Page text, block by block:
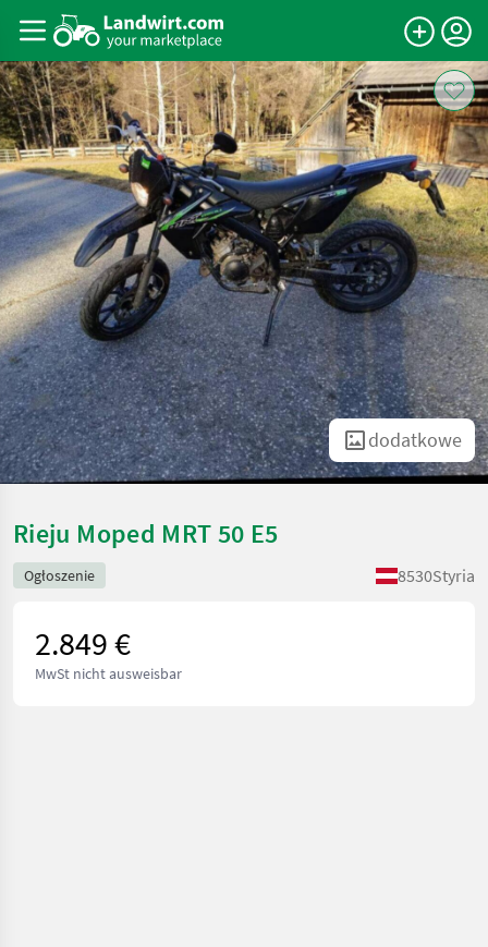
dodatkowe
Rieju Moped MRT 50 E5
Ogłoszenie 8530Styria
2.849 €
MwSt nicht ausweisbar